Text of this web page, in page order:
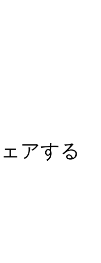
アする